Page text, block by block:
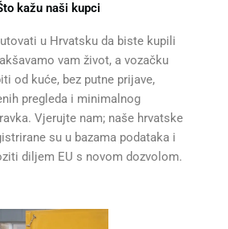
kažu naši kupci
u Hrvatsku da biste kupili
vam život, a vozačku
od kuće, bez putne prijave,
pregleda i minimalnog
Vjerujte nam; naše hrvatske
su u bazama podataka i
diljem EU s novom dozvolom.